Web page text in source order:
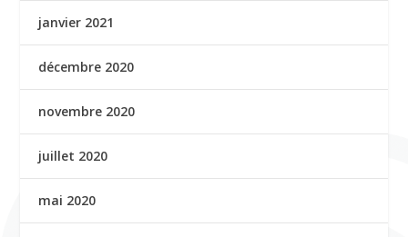
janvier 2021
décembre 2020
novembre 2020
juillet 2020
mai 2020